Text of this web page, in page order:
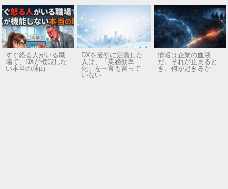
すぐ怒る人がいる職
場で、DXが機能しな
い本当の理由
DXを最初に定義した
人は、「業務効率
化」を一言も言って
いない
情報は企業の血液
だ。それが止まると
き、何が起きるか